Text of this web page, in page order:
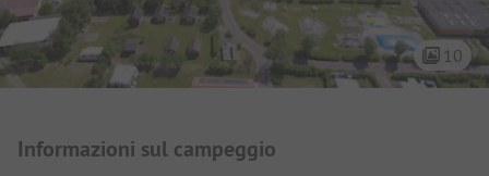
10
Informazioni sul campeggio